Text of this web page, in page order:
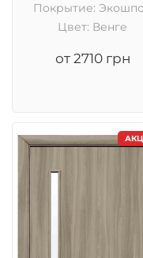
Покрытие:
Цвет: Венге
от 2710 грн